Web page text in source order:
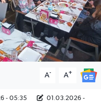
A- A+
- 05:35
01.03.2026 -